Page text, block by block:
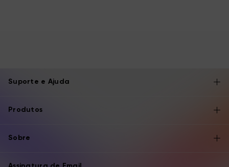
Suporte e Ajuda
Produtos
Sobre